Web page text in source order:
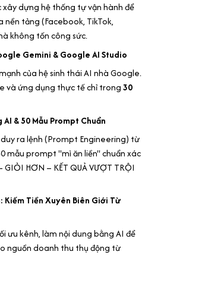
dựng hệ thống tự vận hành để
nền tảng (Facebook, TikTok,
không tốn công sức.
Gemini & Google AI Studio
của hệ sinh thái AI nhà Google.
và ứng dụng thực tế chỉ trong30
& 50 Mẫu Prompt Chuẩn
ra lệnh (Prompt Engineering) từ
mẫu prompt "mì ăn liền" chuẩn xác
HƠN – KẾT QUẢ VƯỢT TRỘI
Kiếm Tiền Xuyên Biên Giới Từ
ưu kênh, làm nội dung bằng AI để
nguồn doanh thu thụ động từ